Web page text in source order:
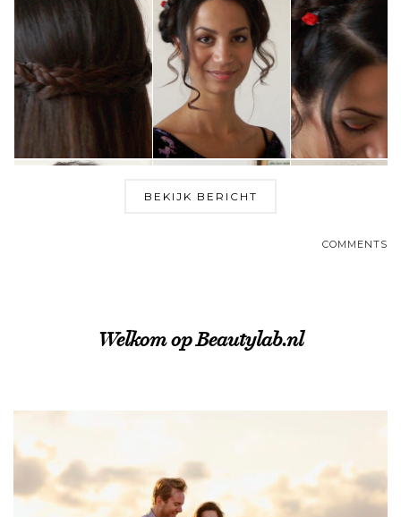
BEKIJK BERICHT
COMMENTS
Welkom op Beautylab.nl